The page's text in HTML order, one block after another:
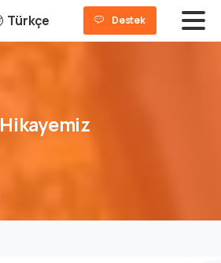
Türkçe Destek
Hikayemiz